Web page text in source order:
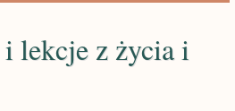
i lekcje z życia i